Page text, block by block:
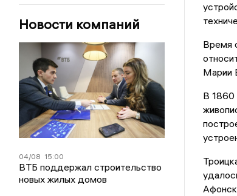
Новости компаний
04/08 15:00
ВТБ поддержал строительство
новых жилых домов
Время
Марии
В 1860